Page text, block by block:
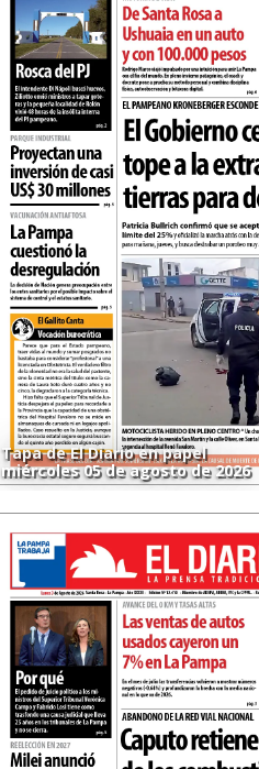
Tapa de El Diario en papel
miércoles 05 de agosto de 2026